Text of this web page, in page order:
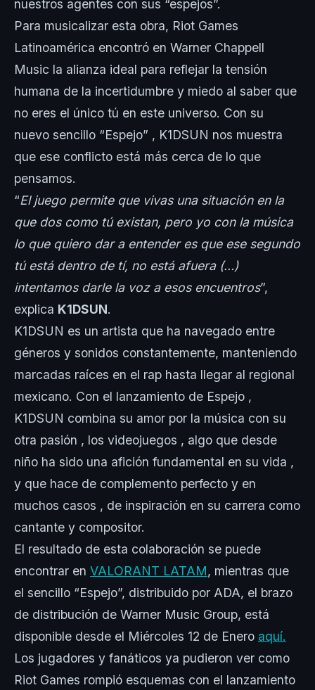
nuestros agentes con sus “espejos”.
Para musicalizar esta obra, Riot Games
Latinoamérica encontró en Warner Chappell
Music la alianza ideal para reflejar la tensión
humana de la incertidumbre y miedo al saber que
no eres el único tú en este universo. Con su
nuevo sencillo “Espejo” , K1DSUN nos muestra
que ese conflicto está más cerca de lo que
pensamos.
“El juego permite que vivas una situación en la
que dos como tú existan, pero yo con la música
lo que quiero dar a entender es que ese segundo
tú está dentro de tí, no está afuera (…)
intentamos darle la voz a esos encuentros”,
explica K1DSUN.
K1DSUN es un artista que ha navegado entre
géneros y sonidos constantemente, manteniendo
marcadas raíces en el rap hasta llegar al regional
mexicano. Con el lanzamiento de Espejo ,
K1DSUN combina su amor por la música con su
otra pasión , los videojuegos , algo que desde
niño ha sido una afición fundamental en su vida ,
y que hace de complemento perfecto y en
muchos casos , de inspiración en su carrera como
cantante y compositor.
El resultado de esta colaboración se puede
encontrar en VALORANT LATAM, mientras que
el sencillo “Espejo”, distribuido por ADA, el brazo
de distribución de Warner Music Group, está
disponible desde el Miércoles 12 de Enero aquí.
Los jugadores y fanáticos ya pudieron ver como
Riot Games rompió esquemas con el lanzamiento